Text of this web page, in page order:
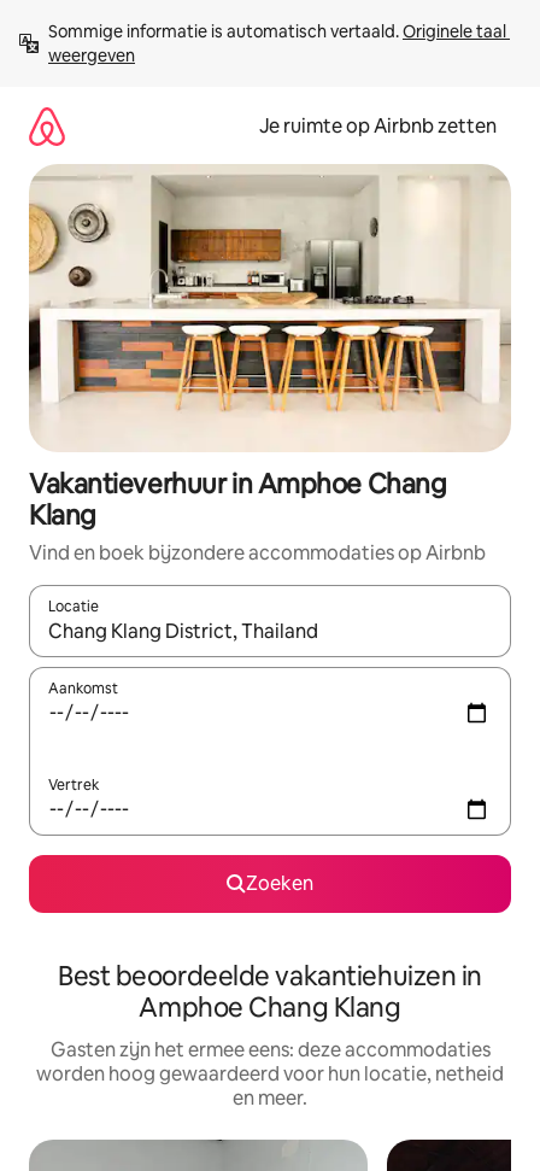
direct
naar
Sommige informatie is automatisch vertaald. Originele taal
weergeven
Je ruimte op Airbnb zetten
Vakantieverhuur in Amphoe Chang
Klang
Vind en boek bijzondere accommodaties op Airbnb
Locatie
Wanneer er suggesties beschikbaar zijn, maak je een keuze
Aankomst
Vertrek
Zoeken
Best beoordeelde vakantiehuizen in
Amphoe Chang Klang
Gasten zijn het ermee eens: deze accommodaties
worden hoog gewaardeerd voor hun locatie, netheid
en meer.